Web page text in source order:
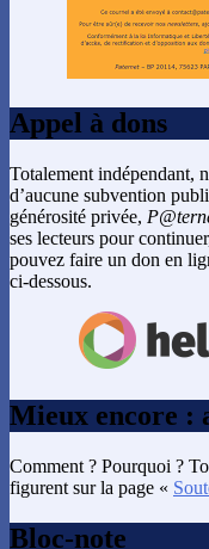
Appel à dons
Totalement indépendant,
d’aucune subvention
générosité privée,
ses lecteurs pour
pouvez faire un don en
ci-dessous.
Mieux encore :
Comment ? Pourquoi ?
figurent sur la page «
Bloc-note